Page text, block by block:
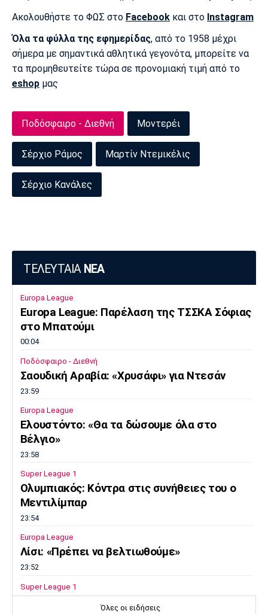
Πόρτο Μπενφίκα
Ακολουθήστε το ΦΩΣ στο Facebook και στο Instagram
Όλα τα φύλλα της εφημερίδας, από το 1958 μέχρι
σήμερα με σημαντικά αθλητικά γεγονότα, μπορείτε να
τα προμηθευτείτε τώρα σε προνομιακή τιμή από το
eshop μας
Ποδόσφαιρο - Διεθνή Μοντερέι
Σέρχιο Ράμος Μαρτίν Ντεμικέλις
Σέρχιο Κανάλες
ΤΕΛΕΥΤΑΙΑ ΝΕΑ
Europa League
Europa League: Παρέλαση της ΤΣΣΚΑ Σόφιας
στο Μπατούμι
00:04
Ποδόσφαιρο - Διεθνή
Σαουδική Αραβία: «Χρυσάφι» για Ντεσάν
23:59
Europa League
Ελουστόντο: «Θα τα δώσουμε όλα στο
Βέλγιο»
23:58
Super League 1
Ολυμπιακός: Κόντρα στις συνήθειες του ο
Μεντιλίμπαρ
23:54
Europa League
Λίσι: «Πρέπει να βελτιωθούμε»
23:52
Super League 1
Επιστρέφει αύριο στη Θεσσαλονίκη ο
Όλες οι ειδήσεις